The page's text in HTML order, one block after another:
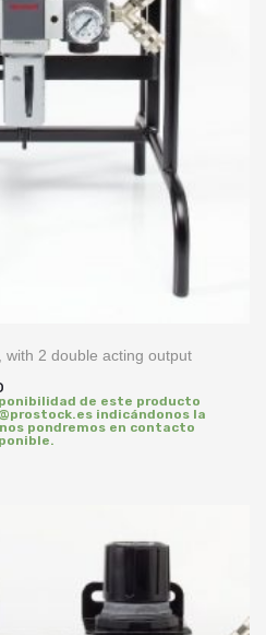
with 2 double acting output
de este producto
indicándonos la
pondremos en contacto